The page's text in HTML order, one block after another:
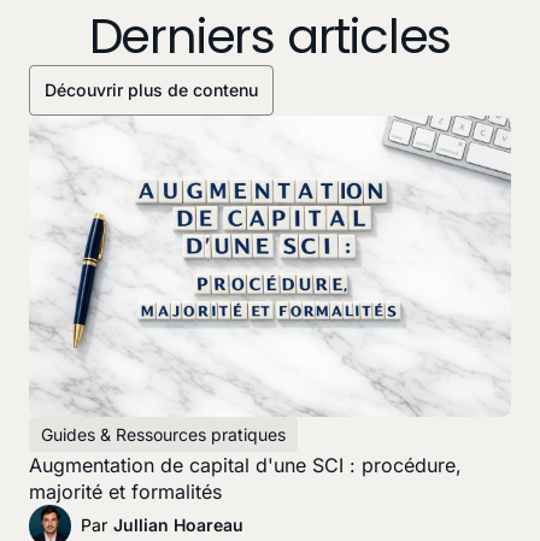
Derniers articles
Découvrir plus de contenu
Guides & Ressources pratiques
Augmentation de capital d'une SCI : procédure,
majorité et formalités
Par Jullian Hoareau